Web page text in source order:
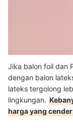
Jika balon foil dan
dengan balon
lateks tergolong
lingkungan.
harga yang